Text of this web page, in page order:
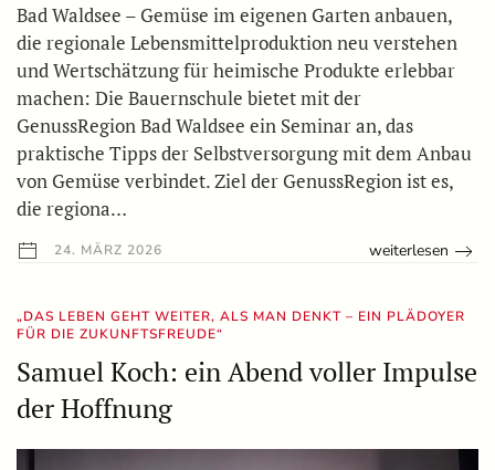
Bad Waldsee – Gemüse im eigenen Garten anbauen,
die regionale Lebensmittelproduktion neu verstehen
und Wertschätzung für heimische Produkte erlebbar
machen: Die Bauernschule bietet mit der
GenussRegion Bad Waldsee ein Seminar an, das
praktische Tipps der Selbstversorgung mit dem Anbau
von Gemüse verbindet. Ziel der GenussRegion ist es,
die regiona…
24. MÄRZ 2026 weiterlesen
„DAS LEBEN GEHT WEITER, ALS MAN DENKT – EIN PLÄDOYER
FÜR DIE ZUKUNFTSFREUDE“
Samuel Koch: ein Abend voller Impulse
der Hoffnung